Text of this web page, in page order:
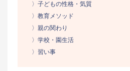
〉子どもの性格・気質
〉教育メソッド
〉親の関わり
〉学校・園生活
〉習い事